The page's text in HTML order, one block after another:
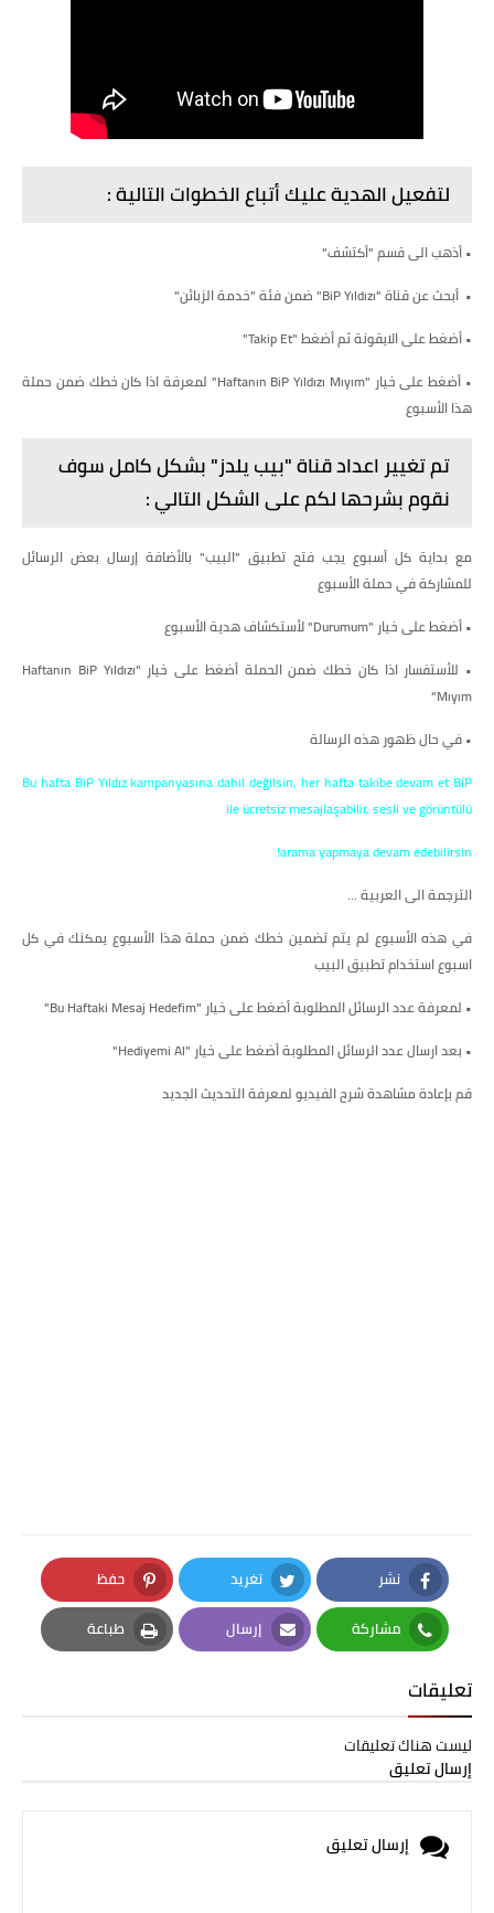
لتفعيل الهدية عليك أتباع الخطوات التالية :
• أذهب الى قسم "أكتشف"
• أبحث عن قناة "BiP Yıldızı" ضمن فئة "خدمة الزبائن"
• أضغط على الايقونة ثم أضغط "Takip Et"
• أضغط على خيار "Haftanın BiP Yıldızı Mıyım" لمعرفة اذا كان خطك ضمن حملة
هذا الأسبوع
تم تغيير اعداد قناة "بيب يلدز" بشكل كامل سوف
نقوم بشرحها لكم على الشكل التالي :
مع بداية كل أسبوع يجب فتح تطبيق "البيب" بالأضافة إرسال بعض الرسائل
للمشاركة في حملة الأسبوع
• أضغط على خيار "Durumum" لأستكشاف هدية الأسبوع
• للأستفسار اذا كان خطك ضمن الحملة أضغط على خيار "Haftanın BiP Yıldızı
Mıyım"
• في حال ظهور هذه الرسالة
Bu hafta BiP Yıldız kampanyasına dahil değilsin, her hafta takibe devam et BiP
ile ücretsiz mesajlaşabilir, sesli ve görüntülü
arama yapmaya devam edebilirsin!
الترجمة الى العربية ...
في هذه الأسبوع لم يتم تضمين خطك ضمن حملة هذا الأسبوع يمكنك في كل
اسبوع استخدام تطبيق البيب
• لمعرفة عدد الرسائل المطلوبة أضغط على خيار "Bu Haftaki Mesaj Hedefim"
• بعد ارسال عدد الرسائل المطلوبة أضغط على خيار "Hediyemi Al"
قم بإعادة مشاهدة شرح الفيديو لمعرفة التحديث الجديد
نشر
Facebook
تغريد
Twitter
حفظ
Pinterest
مشاركة
Whatsapp
إرسال
Email
طباعة
Print
تعليقات
ليست هناك تعليقات
إرسال تعليق
إرسال تعليق